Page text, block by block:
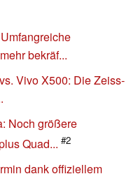
bekräf...
Vivo X500: Die Zeiss-
Noch größere
Quad... #2
dank offiziellem